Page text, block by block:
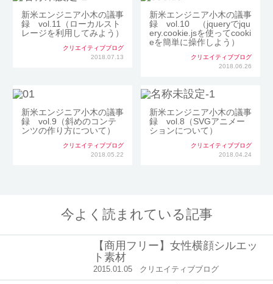
新米エンジニア小木の議事
録 vol.11（ローカルスト
レージを利用してみよう）
クリエイティブブログ
2018.07.13
新米エンジニア小木の議事
録 vol.10 （jqueryでjqu
ery.cookie.jsを使ってcooki
eを簡単に操作しよう）
クリエイティブブログ
2018.06.26
新米エンジニア小木の議事
録 vol.9（斜めのコンテ
ンツの作り方について）
クリエイティブブログ
2018.05.22
新米エンジニア小木の議事
録 vol.8（SVGアニメー
ションについて）
クリエイティブブログ
2018.04.24
今よく読まれている記事
【商用フリー】女性横顔シルエッ
ト素材
2015.01.05 クリエイティブブログ